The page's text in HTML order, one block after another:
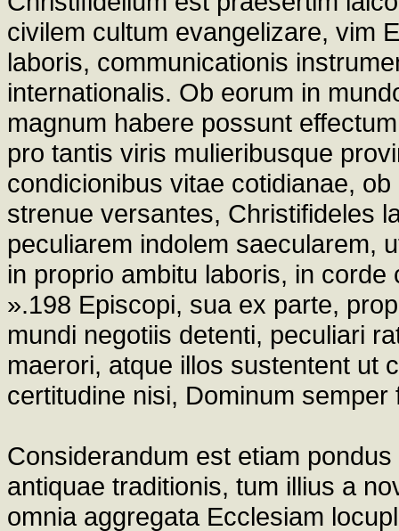
civilem cultum evangelizare, vim
laboris, communicationis
internationalis. Ob eorum in
magnum habere possunt
pro tantis viris mulieribusque
condicionibus vitae cotidianae,
strenue versantes, Christifideles
peculiarem indolem saecularem,
in proprio ambitu laboris, in
».198 Episcopi, sua ex parte,
mundi negotiis detenti, peculiari
maerori, atque illos sustentent ut
certitudine nisi, Dominum semper
Considerandum est etiam
antiquae traditionis, tum illius a
omnia aggregata Ecclesiam